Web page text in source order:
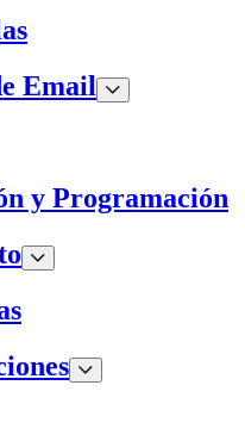
Email
y Programación